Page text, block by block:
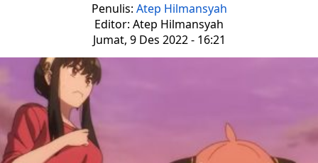
Penulis: Atep Hilmansyah
Editor: Atep Hilmansyah
Jumat, 9 Des 2022 - 16:21